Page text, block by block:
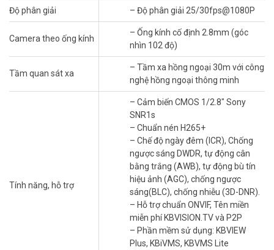
-40° C ~ +60° C. - Xuất xứ: Thương hiệu Mỹ. - Bảo hành: 24 tháng.
Camera KBVISION KX-A2014N là lựa chọn thực tế cho giám sát
trong nhà với hình ảnh Full HD 2MP, thiết kế bán cầu gọn gàng và
kết nối từ xa tiện lợi. Phù hợp cho nhà ở, văn phòng và cửa hàng
quy mô nhỏ. Liên hệ ngay Vũ Hoàng Telecom để được tư vấn lắp
đặt và nhận báo giá miễn phí hôm nay. Tham khảo thêm thông tin
tạiFacebook Vuhoangtelecomnhé.
Độ phân giải – Độ phân giải 25/30fps@1080P
Camera theo ống kính
– Ống kính cố định 2.8mm (góc
nhìn 102 độ)
Tầm quan sát xa
– Tầm xa hồng ngoại 30m với công
nghệ hồng ngoại thông minh
Tính năng, hỗ trợ
– Cảm biến CMOS 1/2.8″ Sony
SNR1s
– Chuẩn nén H265+
– Chế độ ngày đêm (ICR), Chống
ngược sáng DWDR, tự động cân
bằng trắng (AWB), tự động bù tín
hiệu ảnh (AGC), chống ngược
sáng(BLC), chống nhiễu (3D-DNR).
– Hỗ trợ chuẩn ONVIF, Tên miền
miễn phí KBVISION.TV và P2P
– Phần mềm sử dụng: KBVIEW
Plus, KBiVMS, KBVMS Lite